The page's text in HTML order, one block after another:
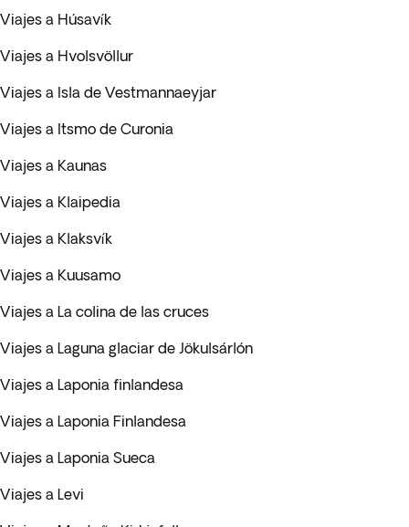
Viajes a Húsavík
Viajes a Hvolsvöllur
Viajes a Isla de Vestmannaeyjar
Viajes a Itsmo de Curonia
Viajes a Kaunas
Viajes a Klaipedia
Viajes a Klaksvík
Viajes a Kuusamo
Viajes a La colina de las cruces
Viajes a Laguna glaciar de Jökulsárlón
Viajes a Laponia finlandesa
Viajes a Laponia Finlandesa
Viajes a Laponia Sueca
Viajes a Levi